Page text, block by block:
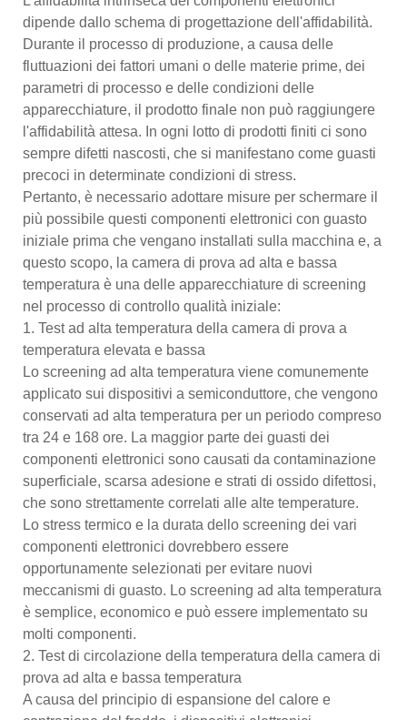
dipende dallo schema di progettazione dell'affidabilità.
Durante il processo di produzione, a causa delle
fluttuazioni dei fattori umani o delle materie prime, dei
parametri di processo e delle condizioni delle
apparecchiature, il prodotto finale non può raggiungere
l'affidabilità attesa. In ogni lotto di prodotti finiti ci sono
sempre difetti nascosti, che si manifestano come guasti
precoci in determinate condizioni di stress.
Pertanto, è necessario adottare misure per schermare il
più possibile questi componenti elettronici con guasto
iniziale prima che vengano installati sulla macchina e, a
questo scopo, la camera di prova ad alta e bassa
temperatura è una delle apparecchiature di screening
nel processo di controllo qualità iniziale:
1. Test ad alta temperatura della camera di prova a
temperatura elevata e bassa
Lo screening ad alta temperatura viene comunemente
applicato sui dispositivi a semiconduttore, che vengono
conservati ad alta temperatura per un periodo compreso
tra 24 e 168 ore. La maggior parte dei guasti dei
componenti elettronici sono causati da contaminazione
superficiale, scarsa adesione e strati di ossido difettosi,
che sono strettamente correlati alle alte temperature.
Lo stress termico e la durata dello screening dei vari
componenti elettronici dovrebbero essere
opportunamente selezionati per evitare nuovi
meccanismi di guasto. Lo screening ad alta temperatura
è semplice, economico e può essere implementato su
molti componenti.
2. Test di circolazione della temperatura della camera di
prova ad alta e bassa temperatura
A causa del principio di espansione del calore e